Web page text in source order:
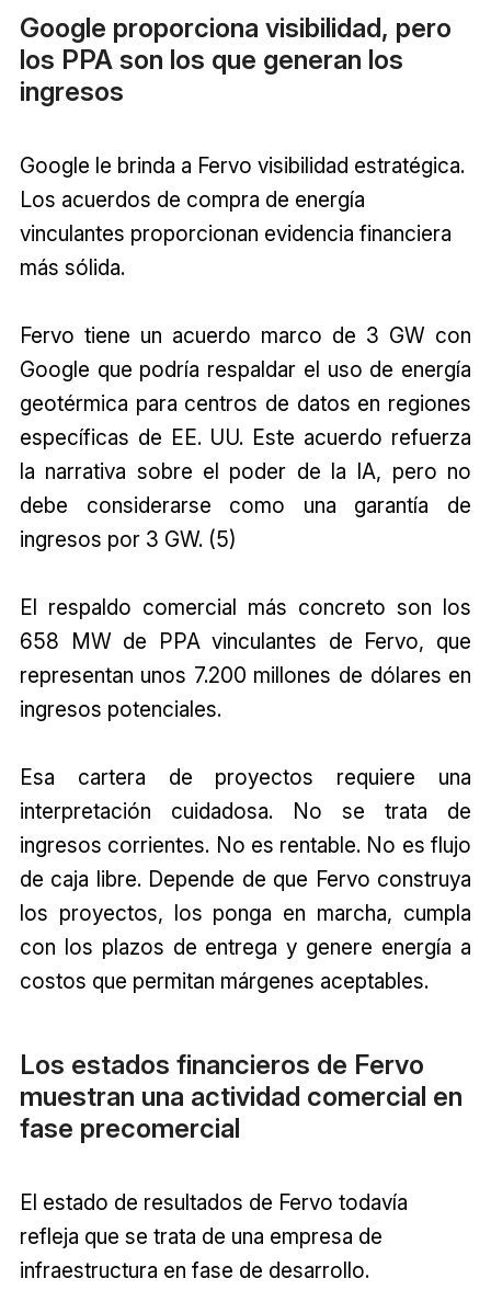
Google proporciona visibilidad, pero
los PPA son los que generan los
ingresos
Google le brinda a Fervo visibilidad estratégica.
Los acuerdos de compra de energía
vinculantes proporcionan evidencia financiera
más sólida.
Fervo tiene un acuerdo marco de 3 GW con
Google que podría respaldar el uso de energía
geotérmica para centros de datos en regiones
específicas de EE. UU. Este acuerdo refuerza
la narrativa sobre el poder de la IA, pero no
debe considerarse como una garantía de
ingresos por 3 GW. (5)
El respaldo comercial más concreto son los
658 MW de PPA vinculantes de Fervo, que
representan unos 7.200 millones de dólares en
ingresos potenciales.
Esa cartera de proyectos requiere una
interpretación cuidadosa. No se trata de
ingresos corrientes. No es rentable. No es flujo
de caja libre. Depende de que Fervo construya
los proyectos, los ponga en marcha, cumpla
con los plazos de entrega y genere energía a
costos que permitan márgenes aceptables.
Los estados financieros de Fervo
muestran una actividad comercial en
fase precomercial
El estado de resultados de Fervo todavía
refleja que se trata de una empresa de
infraestructura en fase de desarrollo.